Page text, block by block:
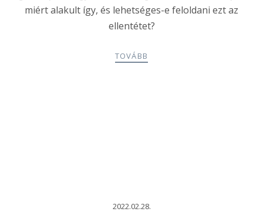
miért alakult így, és lehetséges-e feloldani ezt az
ellentétet?
TOVÁBB
2022.02.28.